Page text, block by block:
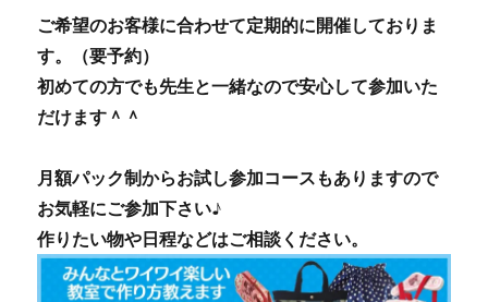
ご希望のお客様に合わせて定期的に開催しておりま
す。（要予約）
初めての方でも先生と一緒なので安心して参加いた
だけます＾＾
月額パック制からお試し参加コースもありますので
お気軽にご参加下さい♪
作りたい物や日程などはご相談ください。